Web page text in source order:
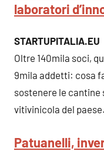
laboratori
STARTUPITALIA.EU
Oltre 140mila soci,
9mila addetti: cosa
sostenere le
vitivinicola del
Patuanelli,